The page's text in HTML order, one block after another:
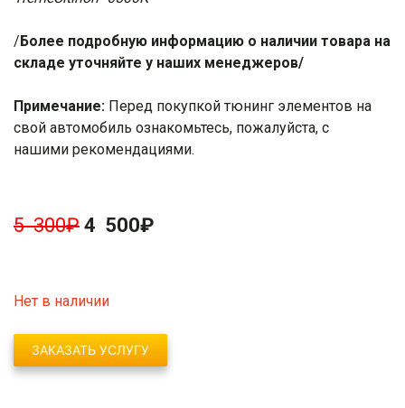
/Более подробную информацию о наличии товара на
складе уточняйте у наших менеджеров/
Примечание: Перед покупкой тюнинг элементов на
свой автомобиль ознакомьтесь, пожалуйста, с
нашими рекомендациями.
5 300₽ 4 500₽
Нет в наличии
ЗАКАЗАТЬ УСЛУГУ